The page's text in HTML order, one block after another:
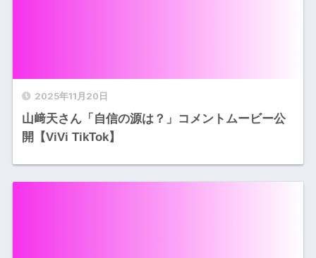
2025年11月20日
山﨑天さん「自信の源は？」コメントムービー公
開【ViVi TikTok】